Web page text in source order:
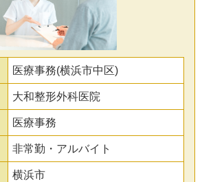
医療事務(横浜市中区)
大和整形外科医院
医療事務
非常勤・アルバイト
横浜市